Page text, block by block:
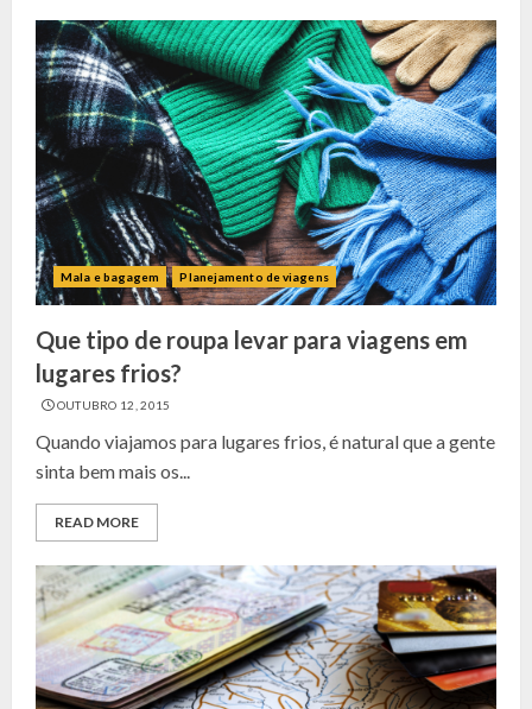
Mala e bagagem Planejamento de viagens
Que tipo de roupa levar para viagens em
lugares frios?
OUTUBRO 12, 2015
Quando viajamos para lugares frios, é natural que a gente
sinta bem mais os...
READ MORE